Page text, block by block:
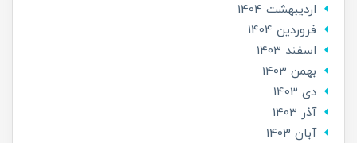
ارديبهشت 1404
فروردین 1404
اسفند 1403
بهمن 1403
دی 1403
آذر 1403
آبان 1403